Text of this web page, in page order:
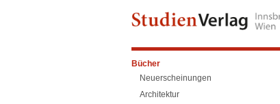
Bücher
Neuerscheinungen
Architektur